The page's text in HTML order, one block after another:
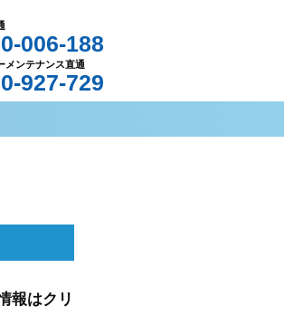
006-188
メンテナンス直通
927-729
報はクリ